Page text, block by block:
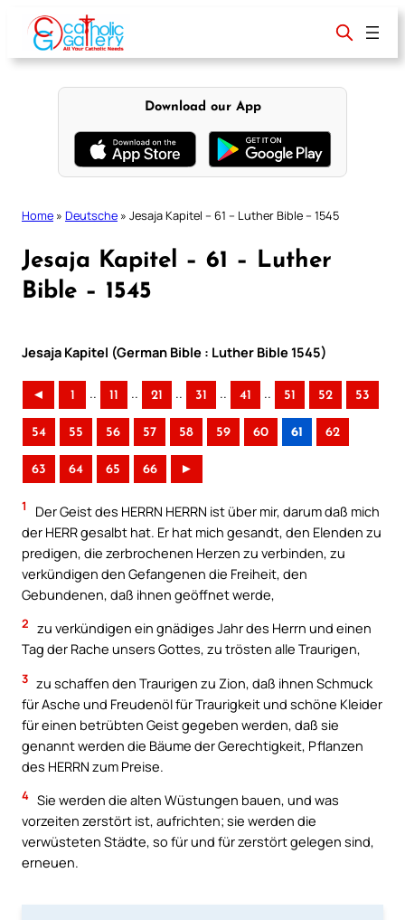
content
Download our App
Home » Deutsche » Jesaja Kapitel – 61 – Luther Bible – 1545
Jesaja Kapitel – 61 – Luther
Bible – 1545
Jesaja Kapitel (German Bible : Luther Bible 1545)
◄ 1 .. 11 .. 21 .. 31 .. 41 .. 51 52 53
54 55 56 57 58 59 60 61 62
63 64 65 66 ►
1
Der Geist des HERRN HERRN ist über mir, darum daß mich
der HERR gesalbt hat. Er hat mich gesandt, den Elenden zu
predigen, die zerbrochenen Herzen zu verbinden, zu
verkündigen den Gefangenen die Freiheit, den
Gebundenen, daß ihnen geöffnet werde,
2 zu verkündigen ein gnädiges Jahr des Herrn und einen
Tag der Rache unsers Gottes, zu trösten alle Traurigen,
3 zu schaffen den Traurigen zu Zion, daß ihnen Schmuck
für Asche und Freudenöl für Traurigkeit und schöne Kleider
für einen betrübten Geist gegeben werden, daß sie
genannt werden die Bäume der Gerechtigkeit, Pflanzen
des HERRN zum Preise.
4 Sie werden die alten Wüstungen bauen, und was
vorzeiten zerstört ist, aufrichten; sie werden die
verwüsteten Städte, so für und für zerstört gelegen sind,
erneuen.